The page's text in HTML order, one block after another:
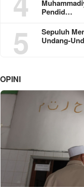
Pendid…
5
Sepuluh
Undang-
OPINI